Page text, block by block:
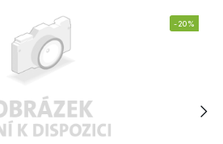
-20%